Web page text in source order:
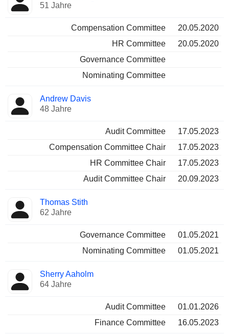
51 Jahre
Compensation Committee
20.05.2020
HR Committee
20.05.2020
Governance Committee
Nominating Committee
Andrew Davis
48 Jahre
Audit Committee
17.05.2023
Compensation Committee Chair
17.05.2023
HR Committee Chair
17.05.2023
Audit Committee Chair
20.09.2023
Thomas Stith
62 Jahre
Governance Committee
01.05.2021
Nominating Committee
01.05.2021
Sherry Aaholm
64 Jahre
Audit Committee
01.01.2026
Finance Committee
16.05.2023